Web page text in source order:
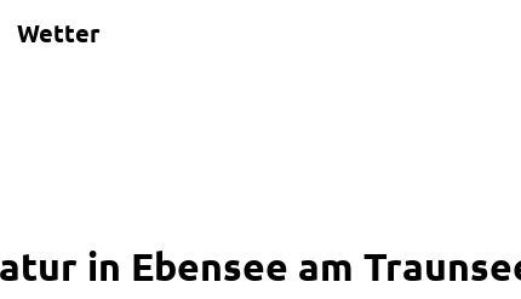
Wetter
in Ebensee am